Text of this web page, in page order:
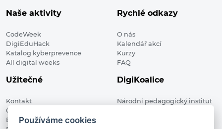
Naše aktivity
CodeWeek
DigiEduHack
Katalog kyberprevence
All digital weeks
Rychlé odkazy
O nás
Kalendář akcí
Kurzy
FAQ
Užitečné
Kontakt
Členské organizace
Blog
DigiKoalice
Národní pedagogický institut
Používáme cookies